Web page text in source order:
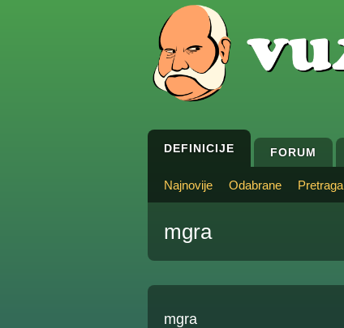
DEFINICIJE FORUM
Najnovije Odabrane Pretraga
mgra
mgra